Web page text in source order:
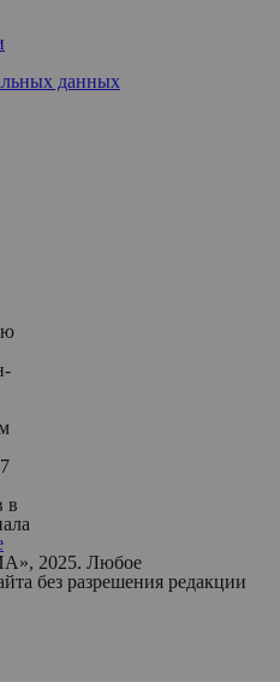
данных
в
2025. Любое
без разрешения редакции